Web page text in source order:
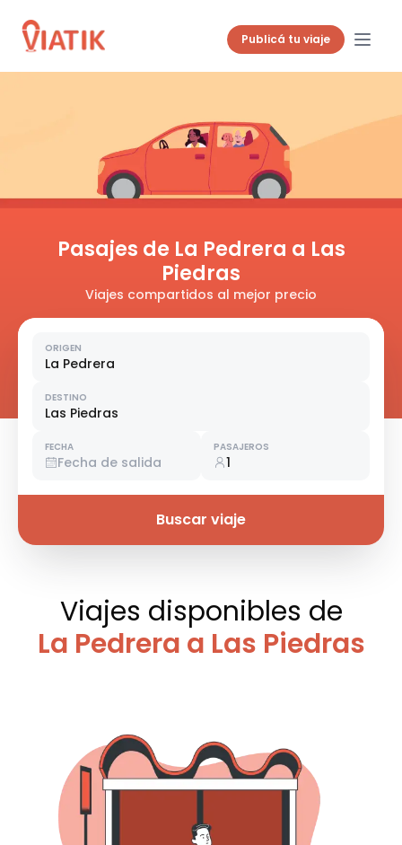
Publicá tu viaje
Pasajes de La Pedrera a Las
Piedras
Viajes compartidos al mejor precio
ORIGEN
La Pedrera
DESTINO
Las Piedras
FECHA
Fecha de salida
PASAJEROS
1
Buscar viaje
Viajes disponibles de
La Pedrera a Las Piedras